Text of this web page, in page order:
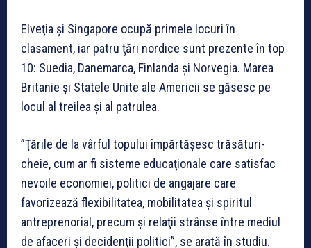
Elveţia şi Singapore ocupă primele locuri în
clasament, iar patru ţări nordice sunt prezente în top
10: Suedia, Danemarca, Finlanda şi Norvegia. Marea
Britanie şi Statele Unite ale Americii se găsesc pe
locul al treilea şi al patrulea.
”Ţările de la vârful topului împărtăşesc trăsături-
cheie, cum ar fi sisteme educaţionale care satisfac
nevoile economiei, politici de angajare care
favorizează flexibilitatea, mobilitatea şi spiritul
antreprenorial, precum şi relaţii strânse între mediul
de afaceri şi decidenţii politici”, se arată în studiu.